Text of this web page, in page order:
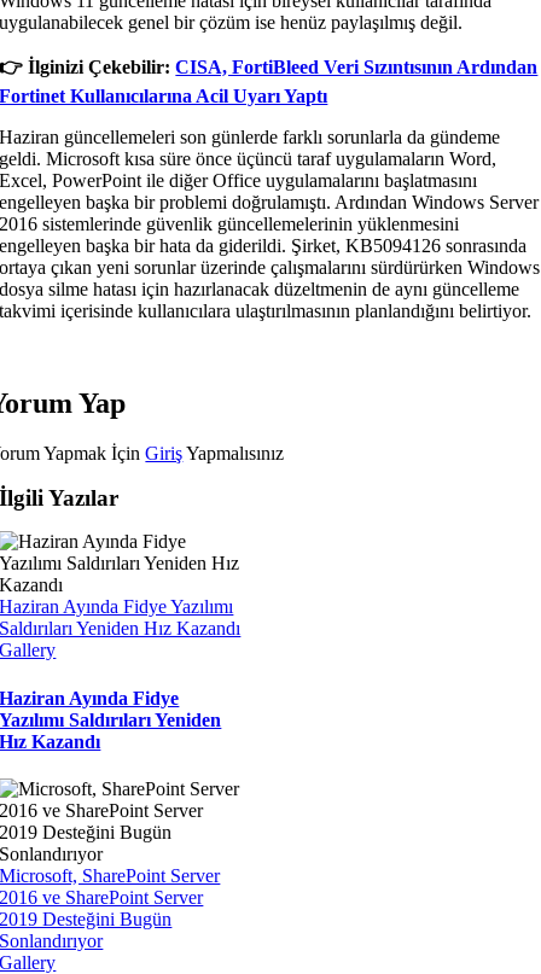
uygulanabilecek genel bir çözüm ise henüz paylaşılmış değil.
👉️ İlginizi Çekebilir:CISA, FortiBleed Veri Sızıntısının Ardından
Fortinet Kullanıcılarına Acil Uyarı Yaptı
Haziran güncellemeleri son günlerde farklı sorunlarla da gündeme
geldi. Microsoft kısa süre önce üçüncü taraf uygulamaların Word,
Excel, PowerPoint ile diğer Office uygulamalarını başlatmasını
engelleyen başka bir problemi doğrulamıştı. Ardından Windows Server
2016 sistemlerinde güvenlik güncellemelerinin yüklenmesini
engelleyen başka bir hata da giderildi. Şirket, KB5094126 sonrasında
ortaya çıkan yeni sorunlar üzerinde çalışmalarını sürdürürken Windows
dosya silme hatası için hazırlanacak düzeltmenin de aynı güncelleme
takvimi içerisinde kullanıcılara ulaştırılmasının planlandığını belirtiyor.
Yap
Yapmak İçinGirişYapmalısınız
İlgili Yazılar
Haziran Ayında Fidye Yazılımı
Saldırıları Yeniden Hız Kazandı
Gallery
Haziran Ayında Fidye
Yazılımı Saldırıları Yeniden
Hız Kazandı
Microsoft, SharePoint Server
2016 ve SharePoint Server
2019 Desteğini Bugün
Sonlandırıyor
Gallery